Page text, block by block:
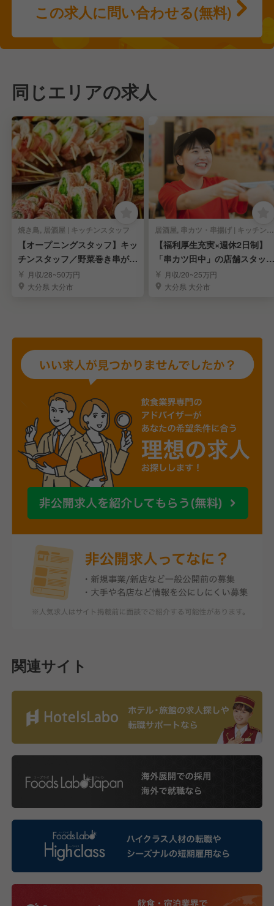
この求人に問い合わせる(無料)
同じエリアの求人
焼き鳥, 居酒屋 | キッチンスタッフ
【オープニングスタッフ】キッ
チンスタッフ／野菜巻き串が自
慢の居酒屋
月収/28~50万円
大分県 大分市
居酒屋, 串カツ・串揚げ | キッチンスタッフ
【福利厚生充実×週休2日制】
「串カツ田中」の店舗スタッフ
を募集！／大分
月収/20~25万円
大分県 大分市
関連サイト